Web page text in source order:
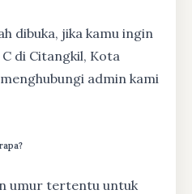
dibuka, jika kamu ingin
di Citangkil, Kota
admin kami
umur tertentu untuk